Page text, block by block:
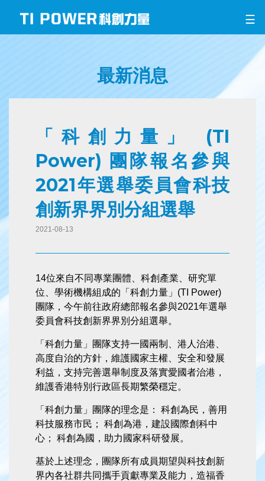
☰
最新消息
「科創力量」 (TI
Power) 團隊報名參與
2021年選舉委員會科技
創新界界別分組選舉
2021-08-13
14位來自不同專業團體、科創產業、研究單
位、學術機構組成的「科創力量」(TI Power)
團隊，今午前往政府總部報名參與2021年選舉
委員會科技創新界界別分組選舉。
「科創力量」團隊支持一國兩制、港人治港、
高度自治的方針，維護國家主權、安全和發展
利益，支持完善選舉制度及落實愛國者治港，
維護香港特別行政區長期繁榮穩定。
「科創力量」團隊的理念是： 科創為民，善用
科技服務市民； 科創為港，建設國際創科中
心； 科創為國，助力國家科研發展。
基於上述理念，團隊所有成員期望與科技創新
界內各社群共同攜手貢獻專業及能力，造福香